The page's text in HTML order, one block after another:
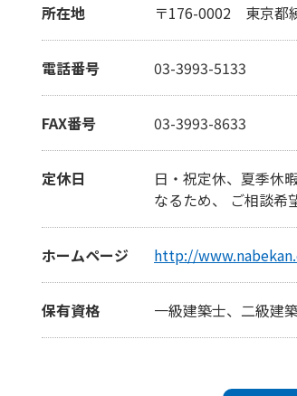
所在地 〒176-0002 東京都
電話番号 03-3993-5133
FAX番号 03-3993-8633
定休日
日・祝定休、夏季休
なるため、 ご相談希
ホームページ http://
保有資格 一級建築士、二級建